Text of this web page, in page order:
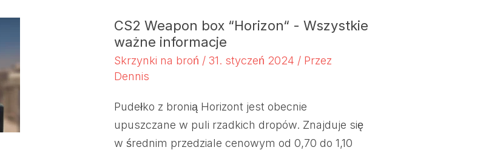
CS2 Weapon box “Horizon“ - Wszystkie
ważne informacje
Skrzynki na broń / 31. styczeń 2024 / Przez
Dennis
Pudełko z bronią Horizont jest obecnie
upuszczane w puli rzadkich dropów. Znajduje się
w średnim przedziale cenowym od 0,70 do 1,10